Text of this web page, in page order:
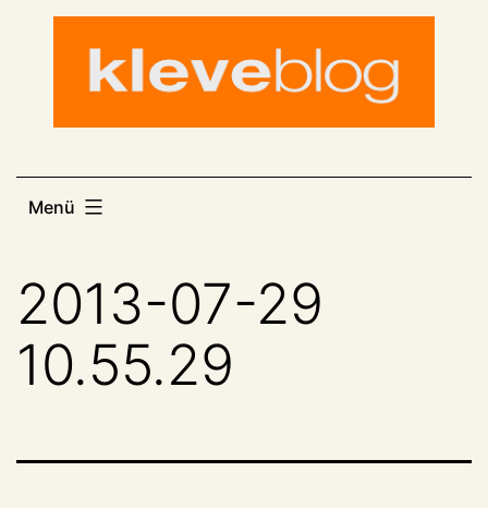
Menü
2013-07-29
10.55.29